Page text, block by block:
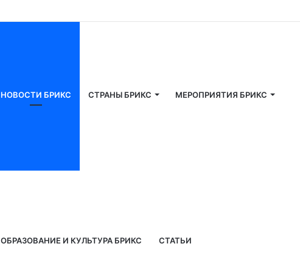
НОВОСТИ БРИКС СТРАНЫ БРИКС МЕРОПРИЯТИЯ БРИКС
ОБРАЗОВАНИЕ И КУЛЬТУРА БРИКС СТАТЬИ